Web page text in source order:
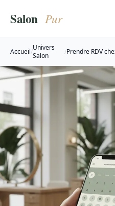
Accueil/Univers
Salon
/Prendre RDV